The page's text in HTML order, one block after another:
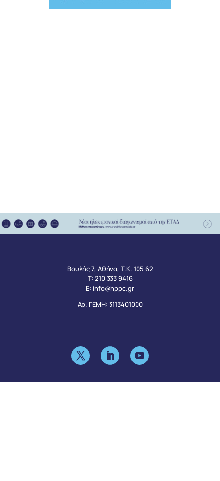
Βουλής 7, Αθήνα, Τ.Κ. 105 62
Τ: 210 333 9416
Ε: info@hppc.gr
Αρ. ΓΕΜΗ: 3113401000